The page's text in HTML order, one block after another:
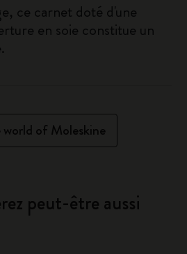
ce carnet doté d'une
en soie constitue un
of Moleskine
peut-être aussi